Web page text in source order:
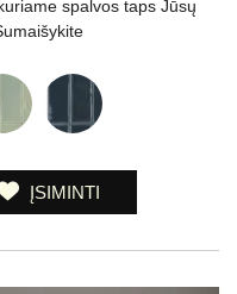
spalvos taps Jūsų
ĮSIMINTI